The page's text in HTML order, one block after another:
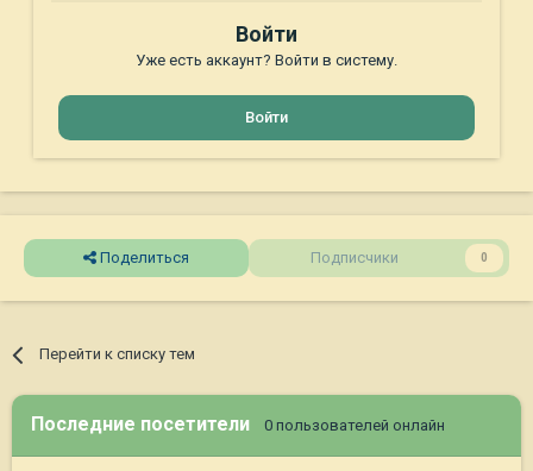
Войти
Уже есть аккаунт? Войти в систему.
Войти
Поделиться Подписчики 0
Перейти к списку тем
Последние посетители 0 пользователей онлайн